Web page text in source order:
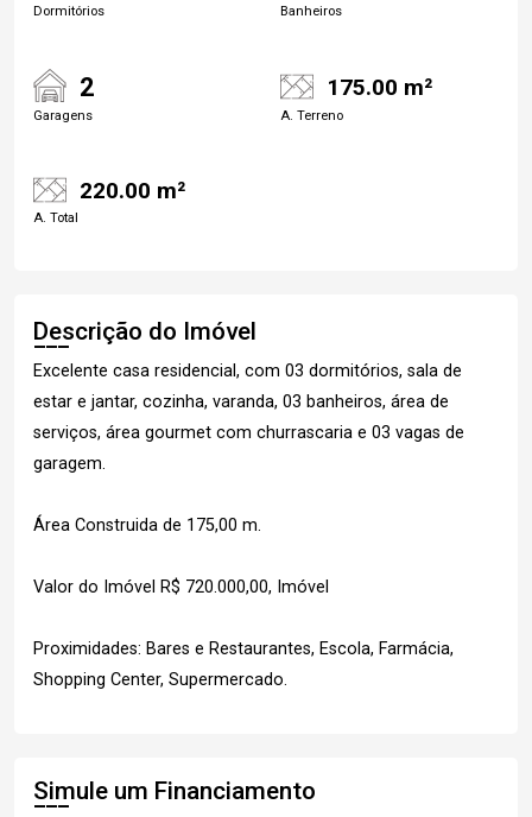
Dormitórios Banheiros
2
Garagens
175.00 m²
A. Terreno
220.00 m²
A. Total
Descrição do Imóvel
Excelente casa residencial, com 03 dormitórios, sala de
estar e jantar, cozinha, varanda, 03 banheiros, área de
serviços, área gourmet com churrascaria e 03 vagas de
garagem.
Área Construida de 175,00 m.
Valor do Imóvel R$ 720.000,00, Imóvel
Proximidades: Bares e Restaurantes, Escola, Farmácia,
Shopping Center, Supermercado.
Simule um Financiamento